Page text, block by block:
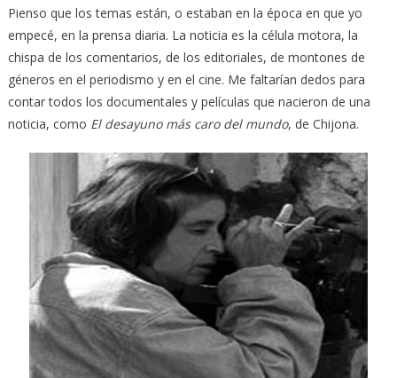
Pienso que los temas están, o estaban en la época en que yo
empecé, en la prensa diaria. La noticia es la célula motora, la
chispa de los comentarios, de los editoriales, de montones de
géneros en el periodismo y en el cine. Me faltarían dedos para
contar todos los documentales y películas que nacieron de una
noticia, como El desayuno más caro del mundo, de Chijona.